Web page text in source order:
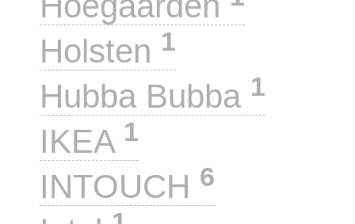
Holsten 1
Hubba Bubba 1
IKEA 1
INTOUCH 6